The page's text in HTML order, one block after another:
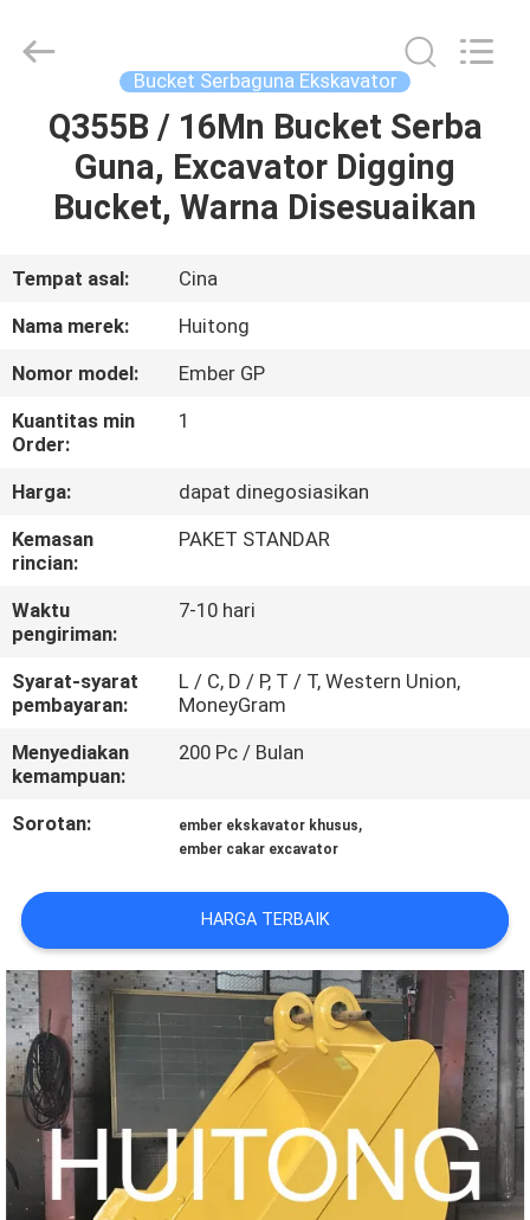
RUMAH
PRODUK
PERTUNJUKAN
VR
TENTANG
KAMI
TUR
PABRIK
KONTROL
KUALITAS
BERITA
MINTA
PETA
SITUS
KEBIJAKAN
PRIBADI
Bucket Serbaguna Ekskavator
Q355B / 16Mn Bucket Serba
Guna, Excavator Digging
Bucket, Warna Disesuaikan
Tempat asal:
Cina
Nama merek:
Huitong
Nomor model:
Ember GP
Kuantitas min
Order:
1
Harga:
dapat dinegosiasikan
Kemasan
rincian:
PAKET STANDAR
Waktu
pengiriman:
7-10 hari
Syarat-syarat
pembayaran:
L / C, D / P, T / T, Western Union,
MoneyGram
Menyediakan
kemampuan:
200 Pc / Bulan
Sorotan: ember ekskavator khusus,
ember cakar excavator
HARGA TERBAIK